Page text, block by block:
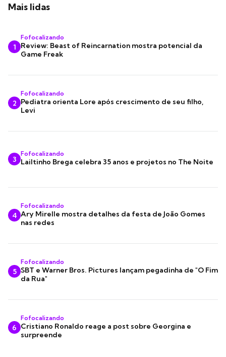
Mais lidas
1
Fofocalizando
Review: Beast of Reincarnation mostra potencial da
Game Freak
2
Fofocalizando
Pediatra orienta Lore após crescimento de seu filho,
Levi
3
Fofocalizando
Lailtinho Brega celebra 35 anos e projetos no The Noite
4
Fofocalizando
Ary Mirelle mostra detalhes da festa de João Gomes
nas redes
5
Fofocalizando
SBT e Warner Bros. Pictures lançam pegadinha de "O Fim
da Rua"
6
Fofocalizando
Cristiano Ronaldo reage a post sobre Georgina e
surpreende